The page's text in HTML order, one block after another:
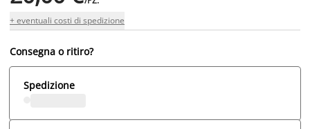
+ eventuali costi di spedizione
Consegna o ritiro?
Spedizione